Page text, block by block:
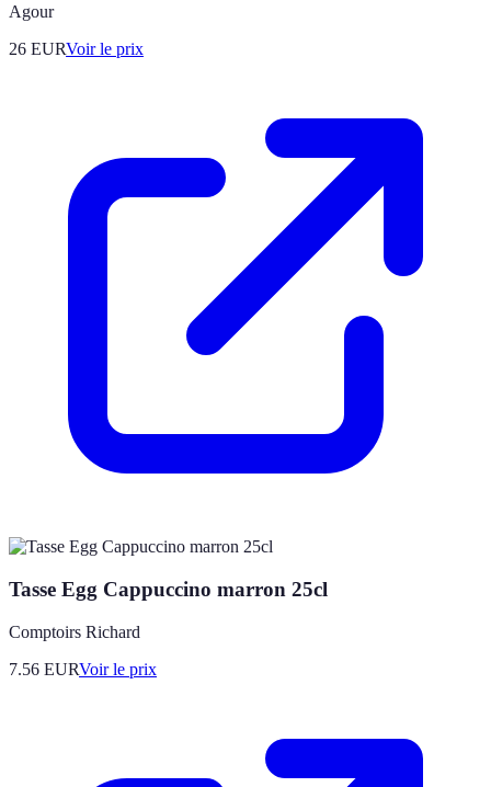
Agour
26 EURVoir le prix
Tasse Egg Cappuccino marron 25cl
Comptoirs Richard
7.56 EURVoir le prix